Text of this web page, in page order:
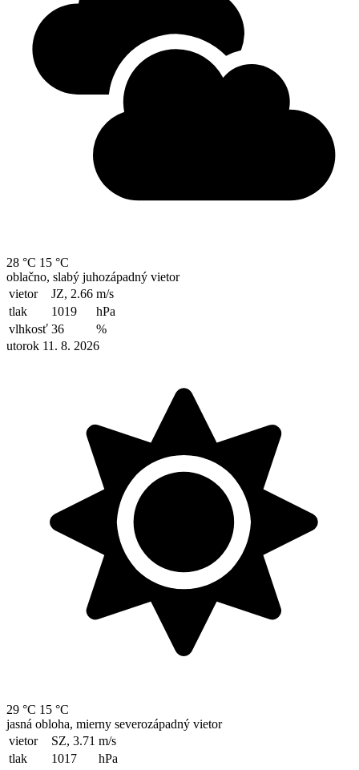
28 °C 15 °C
oblačno, slabý juhozápadný vietor
vietor
JZ, 2.66 m/s
tlak
1019
hPa
vlhkosť 36
%
utorok 11. 8. 2026
29 °C 15 °C
jasná obloha, mierny severozápadný vietor
vietor
SZ, 3.71 m/s
tlak
1017
hPa